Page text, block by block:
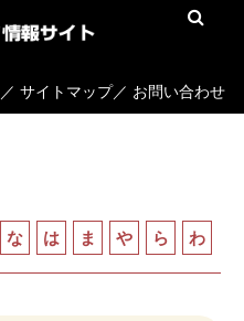
／サイトマップ／ お問い合わせ
な は ま や ら わ